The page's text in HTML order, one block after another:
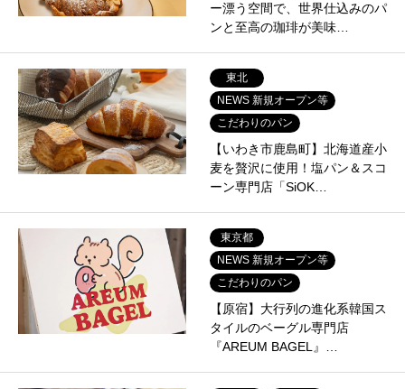
ー漂う空間で、世界仕込みのパ
ンと至高の珈琲が美味…
東北
NEWS 新規オープン等
こだわりのパン
【いわき市鹿島町】北海道産小
麦を贅沢に使用！塩パン＆スコ
ーン専門店「SiOK…
東京都
NEWS 新規オープン等
こだわりのパン
【原宿】大行列の進化系韓国ス
タイルのベーグル専門店
『AREUM BAGEL』…